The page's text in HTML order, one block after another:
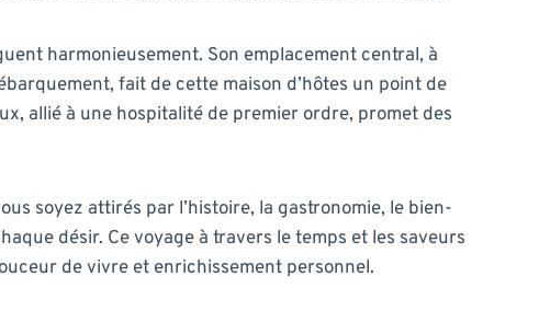
harmonieusement. Son emplacement central, à
fait de cette maison d’hôtes un point de
allié à une hospitalité de premier ordre, promet des
soyez attirés par l’histoire, la gastronomie, le bien-
désir. Ce voyage à travers le temps et les saveurs
de vivre et enrichissement personnel.